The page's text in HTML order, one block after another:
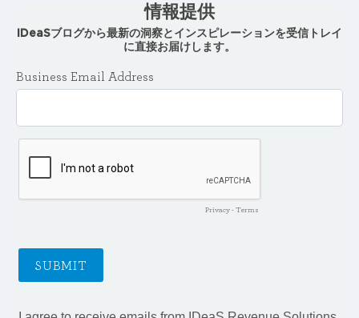
情報提供
IDeaSブログから最新の洞察とインスピレーションを受信トレイ
に直接お届けします。